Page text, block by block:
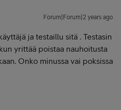
Forum|Forum|2 years ago
ja testaillu sitä . Testasin
yrittää poistaa nauhoitusta
Onko minussa vai poksissa